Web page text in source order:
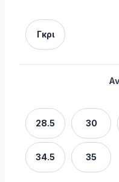
Γκρι
28.5 30
34.5 35